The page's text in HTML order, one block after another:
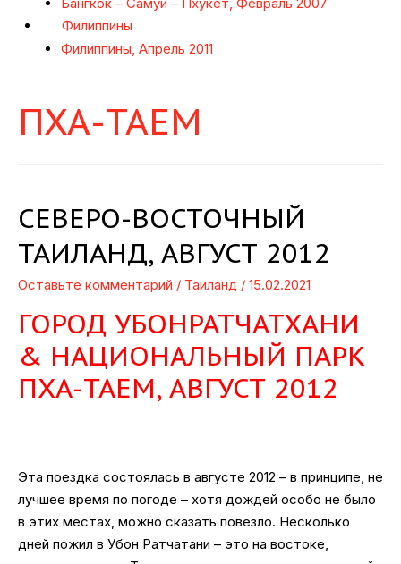
Филиппины
Филиппины, Апрель 2011
ПХА-ТАЕМ
СЕВЕРО-ВОСТОЧНЫЙ
ТАИЛАНД, АВГУСТ 2012
Оставьте комментарий / Таиланд / 15.02.2021
ГОРОД УБОНРАТЧАТХАНИ
& НАЦИОНАЛЬНЫЙ ПАРК
ПХА-ТАЕМ, АВГУСТ 2012
Эта поездка состоялась в августе 2012 – в принципе, не
лучшее время по погоде – хотя дождей особо не было
в этих местах, можно сказать повезло. Несколько
дней пожил в Убон Ратчатани – это на востоке,